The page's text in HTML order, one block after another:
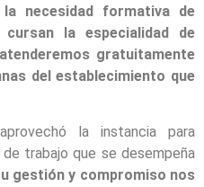
necesidad formativa de
la especialidad de
gratuitamente
del establecimiento que
la instancia para
trabajo que se desempeña
gestión y compromiso nos